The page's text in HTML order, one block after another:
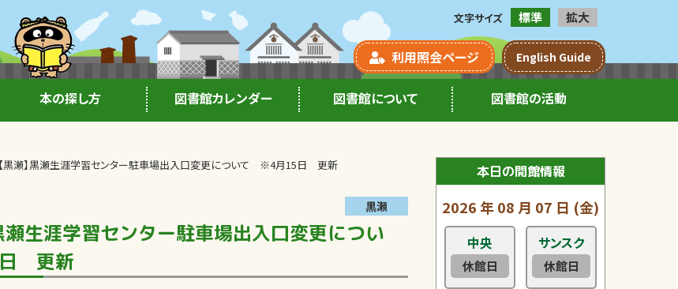
文字サイズ 標準 拡大
利用照会ページ English Guide
本の探し方 図書館カレンダー 図書館について 図書館の活動
【黒瀬】黒瀬生涯学習センター駐車場出入口変更について ※4月15日 更新
黒瀬
瀬生涯学習センター駐車場出入口変更につい
更新
本日の開館情報
2026 年08 月 07 日 (金)
中央
休館日
サンスク
休館日